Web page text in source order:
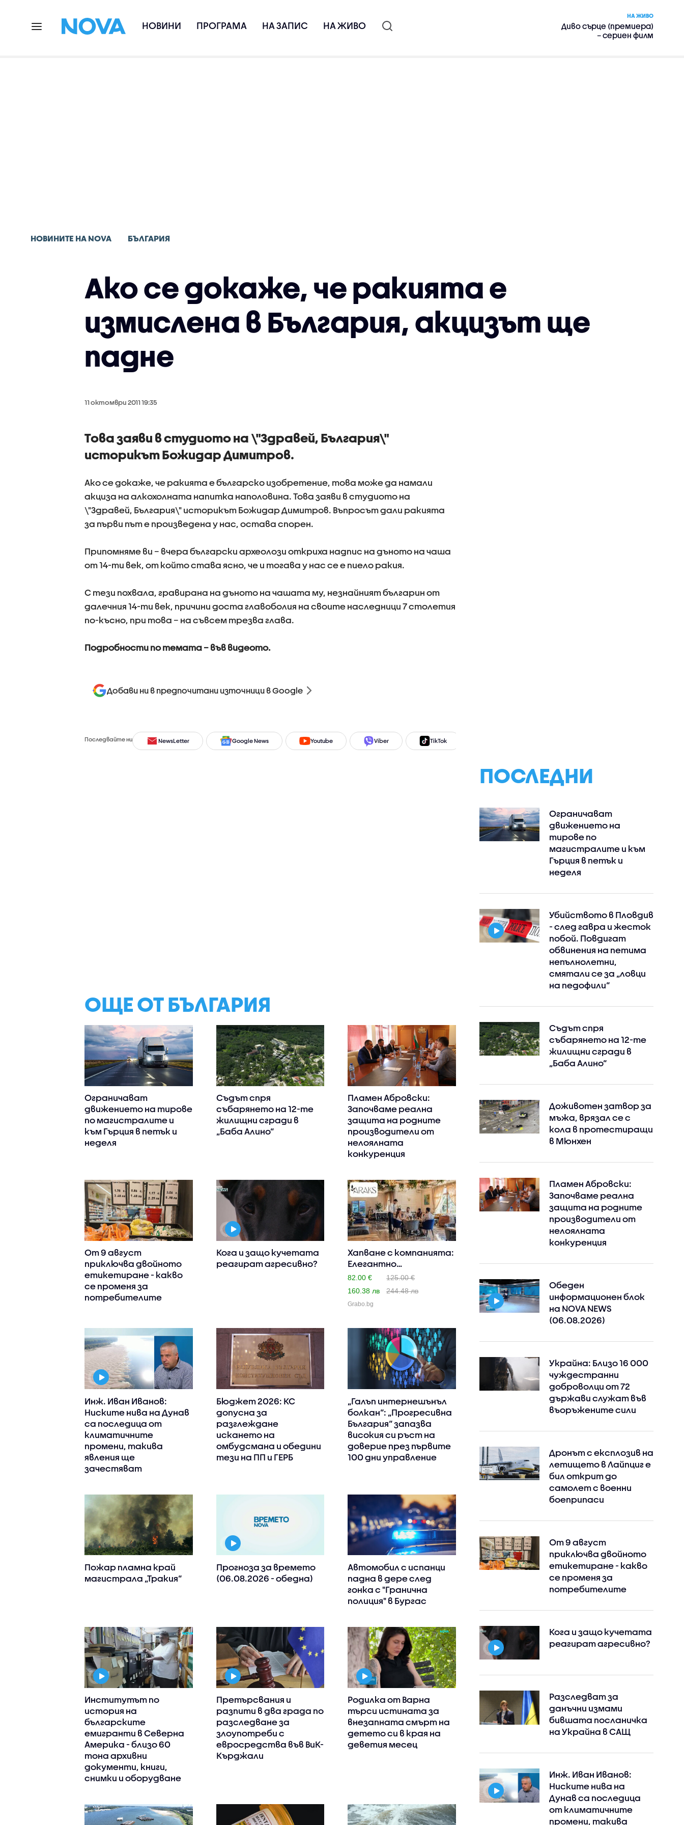
НОВИНИ ПРОГРАМА НА ЗАПИС НА ЖИВО
НА ЖИВО
Диво сърце (премиера)
– сериен филм
НОВИНИТЕ НА NOVA БЪЛГАРИЯ
Ако се докаже, че ракията е
измислена в България, акцизът ще
падне
11 октомври 2011 19:35
Това заяви в студиото на \"Здравей, България\"
историкът Божидар Димитров.
Ако се докаже, че ракията е българско изобретение, това може да намали
акциза на алкохолната напитка наполовина. Това заяви в студиото на
\"Здравей, България\" историкът Божидар Димитров. Въпросът дали ракията
за първи път е произведена у нас, остава спорен.
Припомняме ви – вчера български археолози откриха надпис на дъното на чаша
от 14-ти век, от който става ясно, че и тогава у нас се е пиело ракия.
С тези похвала, гравирана на дъното на чашата му, незнайният българин от
далечния 14-ти век, причини доста главоболия на своите наследници 7 столетия
по-късно, при това – на съвсем трезва глава.
Подробности по темата – във видеото.
Добави ни в предпочитани източници в Google
Последвайте ни NewsLetter Google News Youtube Viber TikTok
ОЩЕ ОТ БЪЛГАРИЯ
Ограничават
движението на тирове
по магистралите и
към Гърция в петък и
неделя
Съдът спря
събарянето на 12-те
жилищни сгради в
„Баба Алино“
Пламен Абровски:
Започваме реална
защита на родните
производители от
нелоялната
конкуренция
От 9 август
приключва двойното
етикетиране - какво
се променя за
потребителите
Кога и защо кучетата
реагират агресивно?
Хапване с компанията:
Елегантно
двустепенно ..
82.00 €
125.00 €
160.38 лв
244.48 лв
Grabo.bg
Инж. Иван Иванов:
Ниските нива на Дунав
са последица от
климатичните
промени, такива
явления ще
зачестяват
Бюджет 2026: КС
допусна за
разглеждане
искането на
омбудсмана и обедини
тези на ПП и ГЕРБ
„Галъп интернешънъл
болкан“: „Прогресивна
България“ запазва
високия си ръст на
доверие през първите
100 дни управление
Пожар пламна край
магистрала „Тракия“
Прогноза за времето
(06.08.2026 - обедна)
Автомобил с испанци
падна в дере след
гонка с "Гранична
полиция" в Бургас
Институтът по
история на
българските
емигранти в Северна
Америка - близо 60
тона архивни
документи, книги,
снимки и оборудване
Претърсвания и
разпити в два града по
разследване за
злоупотреби с
евросредства във ВиК-
Кърджали
Родилка от Варна
търси истината за
внезапната смърт на
детето си в края на
деветия месец
ПОСЛЕДНИ
Ограничават
движението на
тирове по
магистралите и към
Гърция в петък и
неделя
Убийството в Пловдив
- след гавра и жесток
побой. Повдигат
обвинения на петима
непълнолетни,
смятали се за „ловци
на педофили“
Съдът спря
събарянето на 12-те
жилищни сгради в
„Баба Алино“
Доживотен затвор за
мъжа, врязал се с
кола в протестиращи
в Мюнхен
Пламен Абровски:
Започваме реална
защита на родните
производители от
нелоялната
конкуренция
Обеден
информационен блок
на NOVA NEWS
(06.08.2026)
Украйна: Близо 16 000
чуждестранни
доброволци от 72
държави служат във
въоръжените сили
Дронът с експлозив на
летището в Лайпциг е
бил открит до
самолет с военни
боеприпаси
От 9 август
приключва двойното
етикетиране - какво
се променя за
потребителите
Кога и защо кучетата
реагират агресивно?
Разследват за
данъчни измами
бившата посланичка
на Украйна в САЩ
Инж. Иван Иванов:
Ниските нива на
Дунав са последица
от климатичните
промени, такива